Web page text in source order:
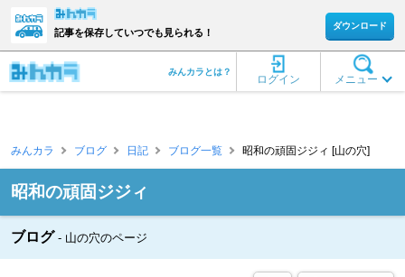
記事を保存していつでも見られる！
ダウンロード
メニュー
ログイン
みんカラとは？
みんカラ ブログ 日記 ブログ一覧 昭和の頑固ジジィ [山の穴]
昭和の頑固ジジィ
ブログ 山の穴のページ